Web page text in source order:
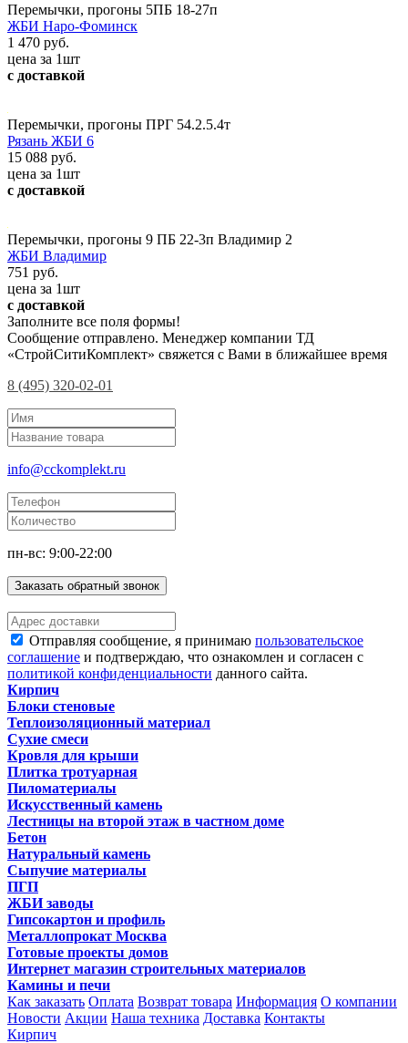
Перемычки, прогоны 5ПБ 18-27п
ЖБИ Наро-Фоминск
1 470 руб.
цена за 1шт
с доставкой
Перемычки, прогоны ПРГ 54.2.5.4т
Рязань ЖБИ 6
15 088 руб.
цена за 1шт
с доставкой
Перемычки, прогоны 9 ПБ 22-3п Владимир 2
ЖБИ Владимир
751 руб.
цена за 1шт
с доставкой
Заполните все поля формы!
Сообщение отправлено. Менеджер компании ТД
«СтройСитиКомплект» свяжется с Вами в ближайшее время
8 (495) 320-02-01
info@cckomplekt.ru
пн-вс: 9:00-22:00
Заказать обратный звонок
Отправляя сообщение, я принимаю пользовательское
соглашение и подтверждаю, что ознакомлен и согласен с
политикой конфиденциальности данного сайта.
Кирпич
Блоки стеновые
Теплоизоляционный материал
Сухие смеси
Кровля для крыши
Плитка тротуарная
Пиломатериалы
Искусственный камень
Лестницы на второй этаж в частном доме
Бетон
Натуральный камень
Сыпучие материалы
ПГП
ЖБИ заводы
Гипсокартон и профиль
Металлопрокат Москва
Готовые проекты домов
Интернет магазин строительных материалов
Камины и печи
Как заказать Оплата Возврат товара Информация О компании
Новости Акции Наша техника Доставка Контакты
Кирпич